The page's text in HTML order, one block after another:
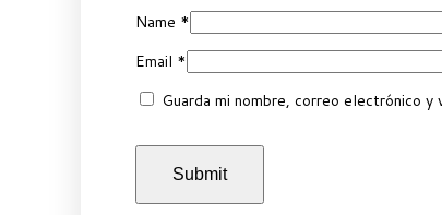
Name *
Email *
Guarda mi nombre, correo electrónico